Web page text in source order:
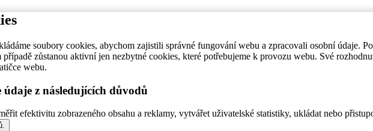
soubory cookies, abychom zajistili správné fungování webu a zpracovali osobní údaje.
zůstanou aktivní jen nezbytné cookies, které potřebujeme k provozu webu. Své
webu.
z následujících důvodů
efektivitu zobrazeného obsahu a reklamy, vytvářet uživatelské statistiky, ukládat nebo